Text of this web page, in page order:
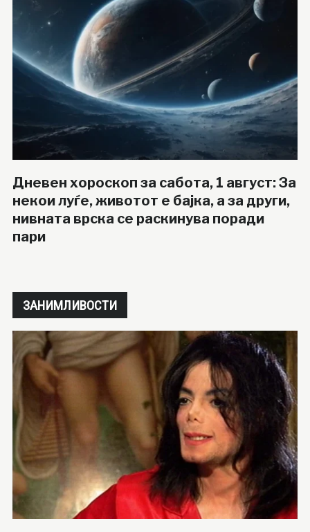
Дневен хороскоп за сабота, 1 август: За
некои луѓе, животот е бајка, а за други,
нивната врска се раскинува поради
пари
ЗАНИМЛИВОСТИ